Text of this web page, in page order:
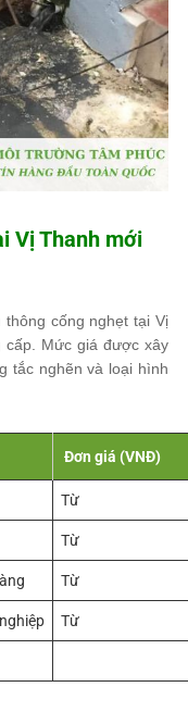
Vị Thanh mới
cống nghẹt tại Vị
cấp. Mức giá được xây
tắc nghẽn và loại hình
Đơn giá (VNĐ)
Từ
Từ
Từ
Từ